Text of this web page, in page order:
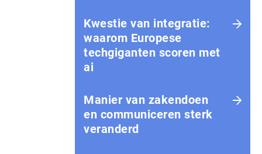
Kwestie van integratie:
waarom Europese
techgiganten scoren met
ai
Manier van zakendoen
en communiceren sterk
veranderd